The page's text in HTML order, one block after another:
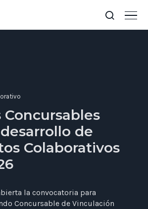
Concursables
de
Colaborativos
la convocatoria para
Concursable de Vinculación